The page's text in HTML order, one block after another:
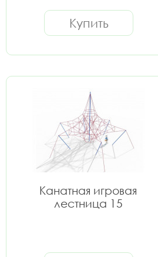
Купить
Канатная игровая
лестница 15